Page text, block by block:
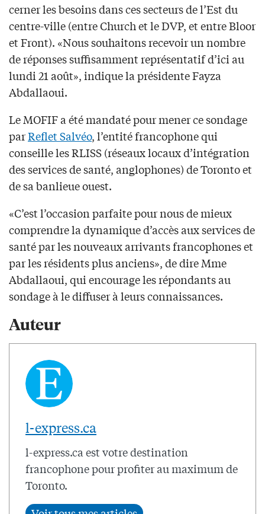
cerner les besoins dans ces secteurs de l’Est du
centre-ville (entre Church et le DVP, et entre Bloor
et Front). «Nous souhaitons recevoir un nombre
de réponses suffisamment représentatif d’ici au
lundi 21 août», indique la présidente Fayza
Abdallaoui.
Le MOFIF a été mandaté pour mener ce sondage
parReflet Salvéo, l’entité francophone qui
conseille les RLISS (réseaux locaux d’intégration
des services de santé, anglophones) de Toronto et
de sa banlieue ouest.
«C’est l’occasion parfaite pour nous de mieux
comprendre la dynamique d’accès aux services de
santé par les nouveaux arrivants francophones et
par les résidents plus anciens», de dire Mme
Abdallaoui, qui encourage les répondants au
sondage à le diffuser à leurs connaissances.
Auteur
l-express.ca
l-express.ca est votre destination
francophone pour profiter au maximum de
Toronto.